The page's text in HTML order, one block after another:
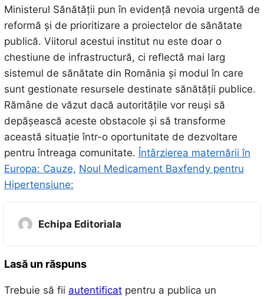
Ministerul Sănătății pun în evidență nevoia urgentă de
reformă și de prioritizare a proiectelor de sănătate
publică. Viitorul acestui institut nu este doar o
chestiune de infrastructură, ci reflectă mai larg
sistemul de sănătate din România și modul în care
sunt gestionate resursele destinate sănătății publice.
Rămâne de văzut dacă autoritățile vor reuși să
depășească aceste obstacole și să transforme
această situație într-o oportunitate de dezvoltare
pentru întreaga comunitate.Întârzierea maternării în
Europa: Cauze, Noul Medicament Baxfendy pentru
Hipertensiune:
Echipa Editoriala
Lasă un răspuns
Trebuie să fii autentificatpentru a publica un